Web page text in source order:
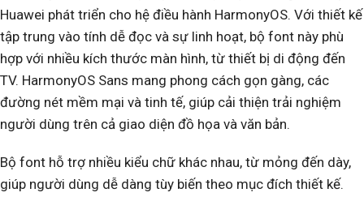
Huawei phát triển cho hệ điều hành HarmonyOS. Với thiết kế
tập trung vào tính dễ đọc và sự linh hoạt, bộ font này phù
hợp với nhiều kích thước màn hình, từ thiết bị di động đến
TV. HarmonyOS Sans mang phong cách gọn gàng, các
đường nét mềm mại và tinh tế, giúp cải thiện trải nghiệm
người dùng trên cả giao diện đồ họa và văn bản.
Bộ font hỗ trợ nhiều kiểu chữ khác nhau, từ mỏng đến dày,
giúp người dùng dễ dàng tùy biến theo mục đích thiết kế.